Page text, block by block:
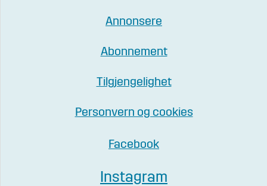
Annonsere
Abonnement
Tilgjengelighet
Personvern og cookies
Facebook
Instagram